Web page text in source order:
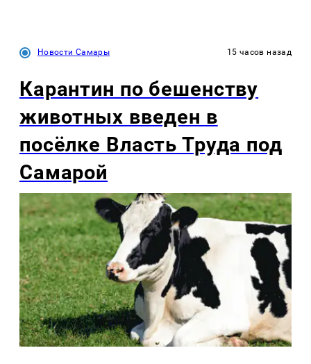
Новости Самары 15 часов назад
Карантин по бешенству
животных введен в
посёлке Власть Труда под
Самарой